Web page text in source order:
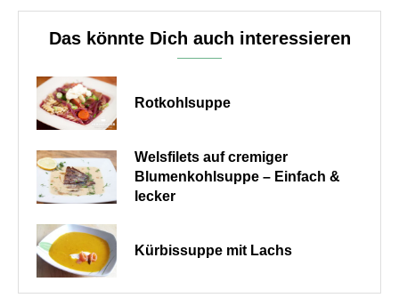
Das könnte Dich auch interessieren
Rotkohlsuppe
Welsfilets auf cremiger
Blumenkohlsuppe – Einfach &
lecker
Kürbissuppe mit Lachs